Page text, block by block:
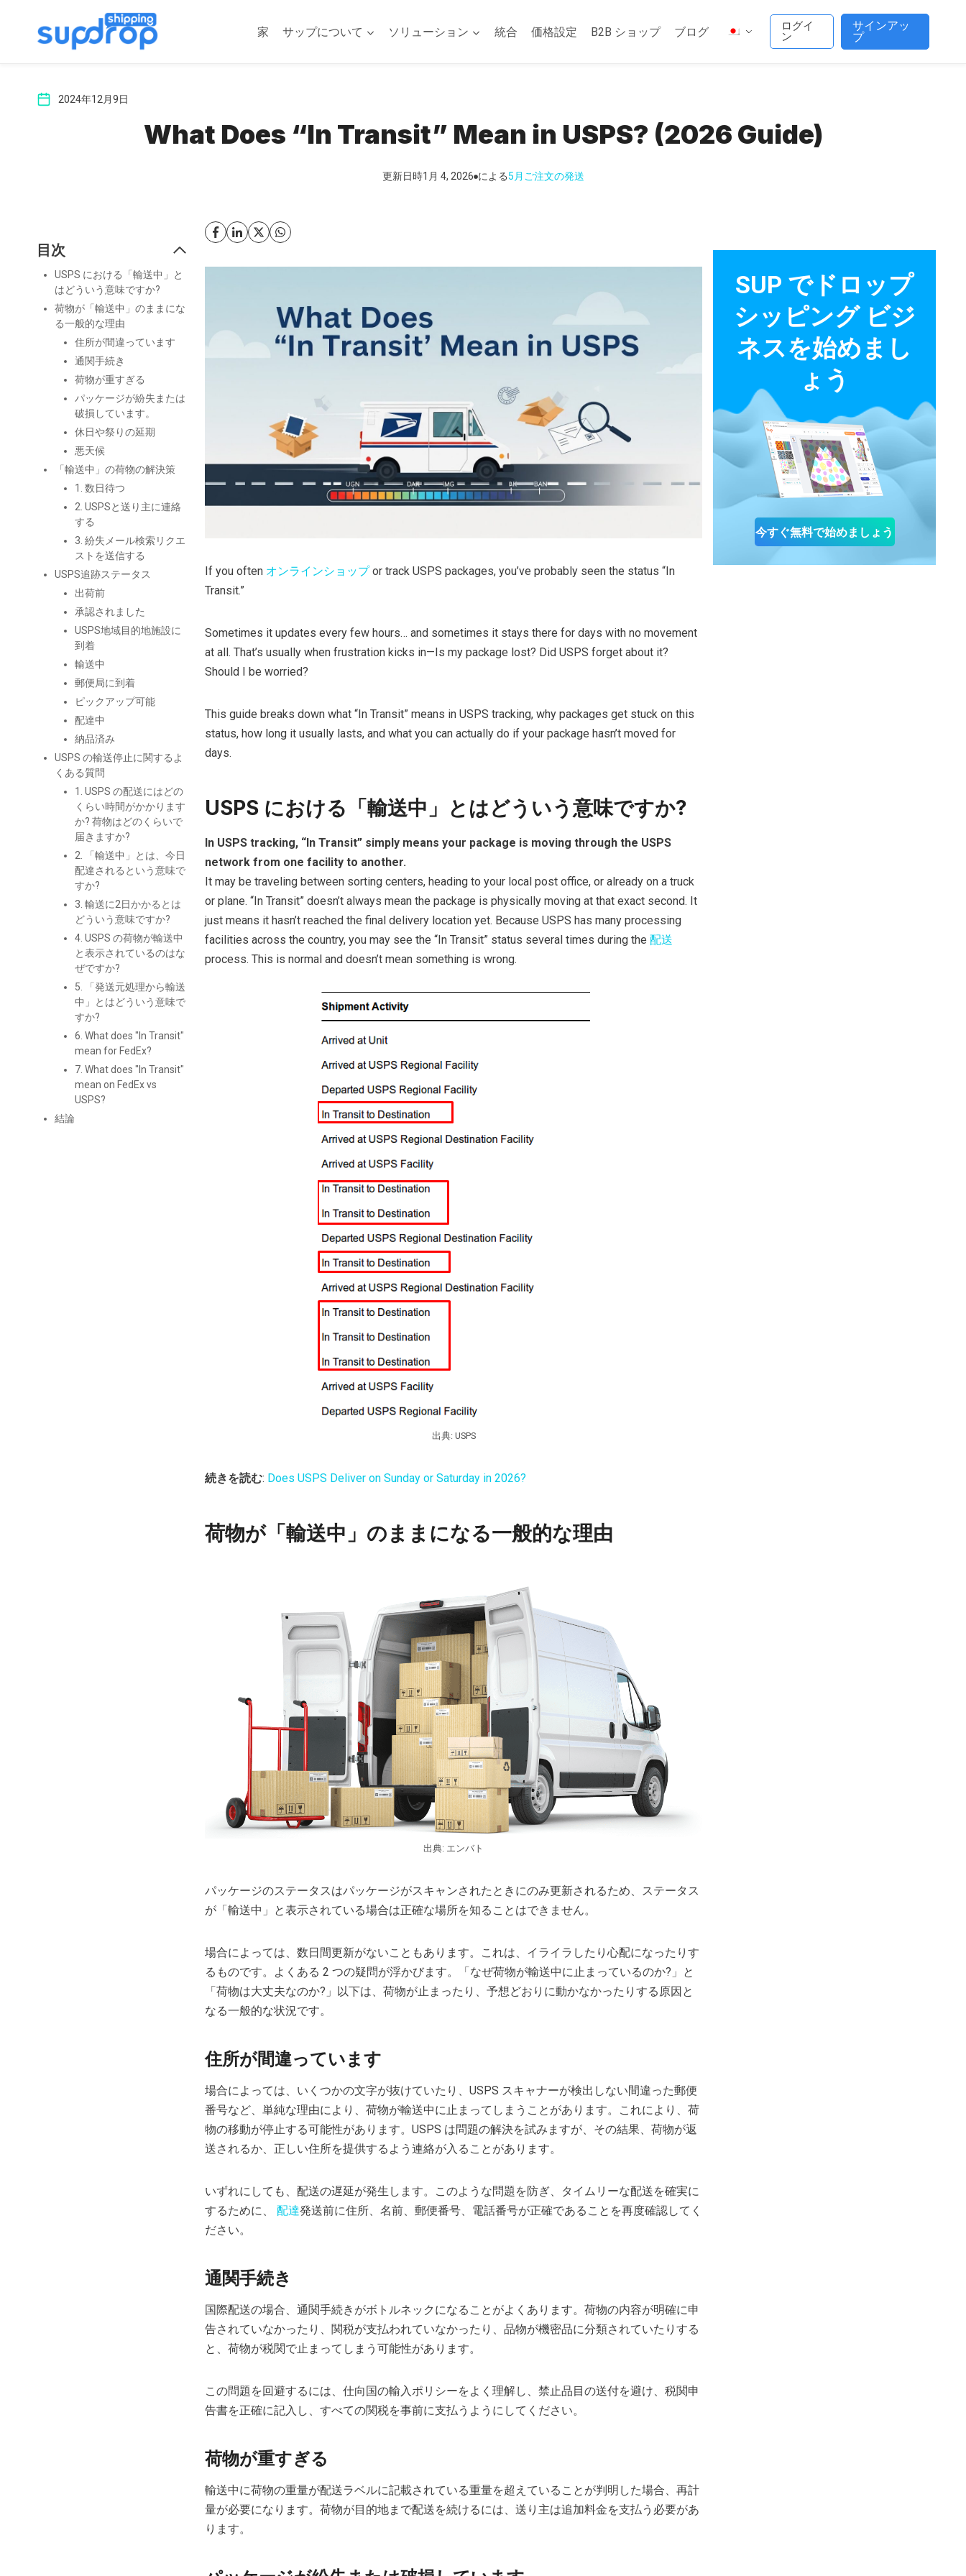
家 サップについて ソリューション 統合 価格設定 B2B ショップ ブログ
ログイ
ン
サインアッ
プ
2024年12月9日
What Does “In Transit” Mean in USPS? (2026 Guide)
更新日時1月 4, 2026 による5月 ご注文の発送
目次
USPS における「輸送中」と
はどういう意味ですか?
荷物が「輸送中」のままにな
る一般的な理由
住所が間違っています
通関手続き
荷物が重すぎる
パッケージが紛失または
破損しています。
休日や祭りの延期
悪天候
「輸送中」の荷物の解決策
1. 数日待つ
2. USPSと送り主に連絡
する
3. 紛失メール検索リクエ
ストを送信する
USPS追跡ステータス
出荷前
承認されました
USPS地域目的地施設に
到着
輸送中
郵便局に到着
ピックアップ可能
配達中
納品済み
USPS の輸送停止に関するよ
くある質問
1. USPS の配送にはどの
くらい時間がかかります
か? 荷物はどのくらいで
届きますか?
2. 「輸送中」とは、今日
配達されるという意味で
すか?
3. 輸送に2日かかるとは
どういう意味ですか?
4. USPS の荷物が輸送中
と表示されているのはな
ぜですか?
5. 「発送元処理から輸送
中」とはどういう意味で
すか?
6. What does "In Transit"
mean for FedEx?
7. What does "In Transit"
mean on FedEx vs
USPS?
結論
If you often オンラインショップor track USPS packages, you’ve probably seen the status “In
Transit.”
Sometimes it updates every few hours… and sometimes it stays there for days with no movement
at all. That’s usually when frustration kicks in—Is my package lost? Did USPS forget about it?
Should I be worried?
This guide breaks down what “In Transit” means in USPS tracking, why packages get stuck on this
status, how long it usually lasts, and what you can actually do if your package hasn’t moved for
days.
USPS における「輸送中」とはどういう意味ですか?
In USPS tracking, “In Transit” simply means your package is moving through the USPS
network from one facility to another.
It may be traveling between sorting centers, heading to your local post office, or already on a truck
or plane. “In Transit” doesn’t always mean the package is physically moving at that exact second. It
just means it hasn’t reached the final delivery location yet. Because USPS has many processing
facilities across the country, you may see the “In Transit” status several times during the 配送
process. This is normal and doesn’t mean something is wrong.
出典: USPS
続きを読む: Does USPS Deliver on Sunday or Saturday in 2026?
荷物が「輸送中」のままになる一般的な理由
出典: エンバト
パッケージのステータスはパッケージがスキャンされたときにのみ更新されるため、ステータス
が「輸送中」と表示されている場合は正確な場所を知ることはできません。
場合によっては、数日間更新がないこともあります。これは、イライラしたり心配になったりす
るものです。よくある 2 つの疑問が浮かびます。「なぜ荷物が輸送中に止まっているのか?」と
「荷物は大丈夫なのか?」以下は、荷物が止まったり、予想どおりに動かなかったりする原因と
なる一般的な状況です。
住所が間違っています
場合によっては、いくつかの文字が抜けていたり、USPS スキャナーが検出しない間違った郵便
番号など、単純な理由により、荷物が輸送中に止まってしまうことがあります。これにより、荷
物の移動が停止する可能性があります。USPS は問題の解決を試みますが、その結果、荷物が返
送されるか、正しい住所を提供するよう連絡が入ることがあります。
いずれにしても、配送の遅延が発生します。このような問題を防ぎ、タイムリーな配送を確実に
するために、 配達発送前に住所、名前、郵便番号、電話番号が正確であることを再度確認してく
ださい。
通関手続き
国際配送の場合、通関手続きがボトルネックになることがよくあります。荷物の内容が明確に申
告されていなかったり、関税が支払われていなかったり、品物が機密品に分類されていたりする
と、荷物が税関で止まってしまう可能性があります。
この問題を回避するには、仕向国の輸入ポリシーをよく理解し、禁止品目の送付を避け、税関申
告書を正確に記入し、すべての関税を事前に支払うようにしてください。
荷物が重すぎる
輸送中に荷物の重量が配送ラベルに記載されている重量を超えていることが判明した場合、再計
量が必要になります。荷物が目的地まで配送を続けるには、送り主は追加料金を支払う必要があ
ります。
SUP でドロップ
シッピング ビジ
ネスを始めまし
ょう
今すぐ無料で始めましょう